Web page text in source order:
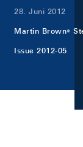
28. Juni 2012
Martin Brown
Issue 2012-05